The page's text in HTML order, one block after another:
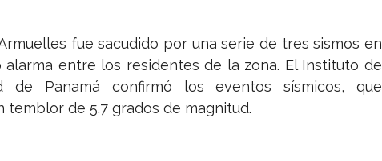
fue sacudido por una serie de tres sismos en
entre los residentes de la zona. El Instituto de
de Panamá confirmó los eventos sísmicos, que
temblor de 5.7 grados de magnitud.